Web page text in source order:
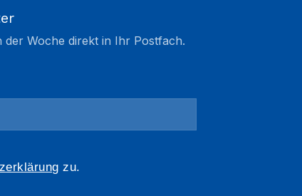
der Woche direkt in Ihr Postfach.